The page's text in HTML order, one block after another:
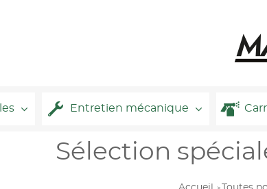
Entretien mécanique
Sélection